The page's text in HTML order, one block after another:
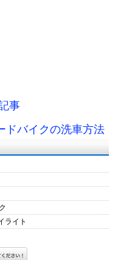
事
バイクの洗車方法
ライト